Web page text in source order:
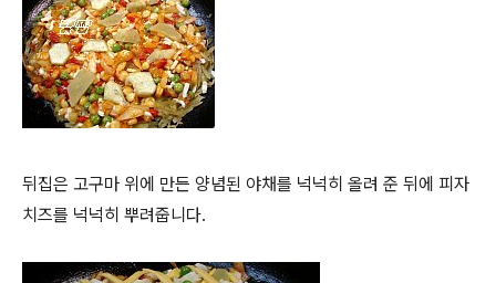
뒤집은 고구마 위에 만든 양념된 야채를 넉넉히 올려 준 뒤에 피자
치즈를 넉넉히 뿌려줍니다.